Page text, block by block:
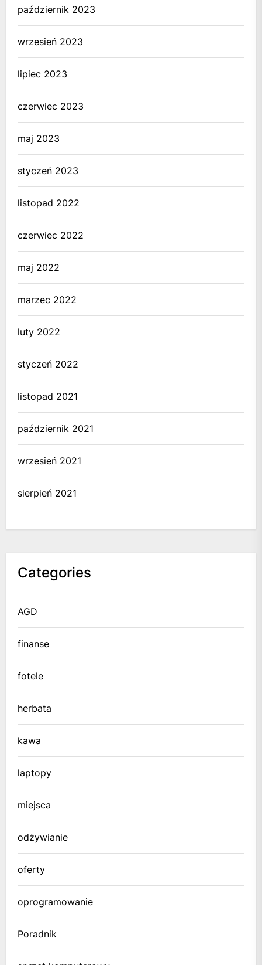
październik 2023
wrzesień 2023
lipiec 2023
czerwiec 2023
maj 2023
styczeń 2023
listopad 2022
czerwiec 2022
maj 2022
marzec 2022
luty 2022
styczeń 2022
listopad 2021
październik 2021
wrzesień 2021
sierpień 2021
Categories
AGD
finanse
fotele
herbata
kawa
laptopy
miejsca
odżywianie
oferty
oprogramowanie
Poradnik